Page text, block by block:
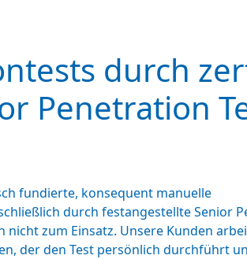
durch
Penetration
fundierte, konsequent manuelle
durch festangestellte Senior
zum Einsatz. Unsere Kunden
der den Test persönlich durchführt